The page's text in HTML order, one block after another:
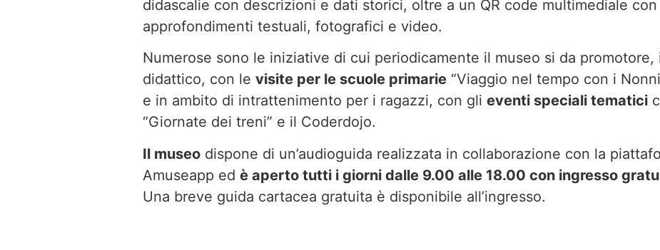
didascalie con descrizioni e dati storici, oltre a un QR code multimediale con
approfondimenti testuali, fotografici e video.
Numerose sono le iniziative di cui periodicamente il museo si da promotore,
didattico, con le visite per le scuole primarie “Viaggio nel tempo con i
e in ambito di intrattenimento per i ragazzi, con gli eventi speciali tematici
“Giornate dei treni” e il Coderdojo.
Il museo dispone di un’audioguida realizzata in collaborazione con la
Amuseapp ed è aperto tutti i giorni dalle 9.00 alle 18.00 con ingresso
Una breve guida cartacea gratuita è disponibile all’ingresso.